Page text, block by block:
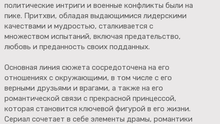
политические интриги и военные конфликты были на
пике. Притхви, обладая выдающимися лидерскими
качествами и мудростью, сталкивается с
множеством испытаний, включая предательство,
любовь и преданность своих подданных.
Основная линия сюжета сосредоточена на его
отношениях с окружающими, в том числе с его
верными друзьями и врагами, а также на его
романтической связи с прекрасной принцессой,
которая становится ключевой фигурой в его жизни.
Сериал сочетает в себе элементы драмы, романтики